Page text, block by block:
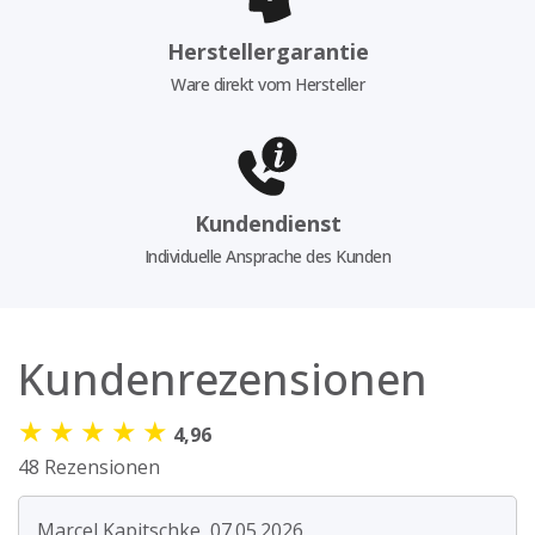
Herstellergarantie
Ware direkt vom Hersteller
Kundendienst
Individuelle Ansprache des Kunden
Kundenrezensionen
★ ★ ★ ★ ★ 4,96
48 Rezensionen